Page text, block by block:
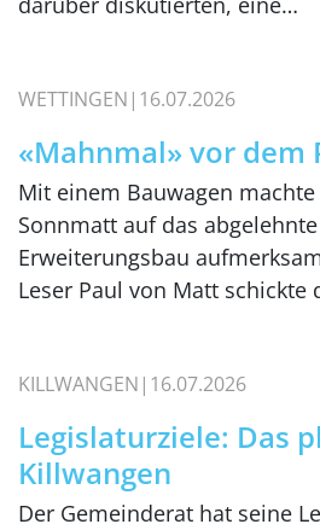
WETTINGEN 16.07.2026
«Mahnmal» vor dem
Mit einem Bauwagen
Sonnmatt auf das
Erweiterungsbau
Leser Paul von Matt schickte
KILLWANGEN 16.07.2026
Legislaturziele: Das
Killwangen
Der Gemeinderat hat seine